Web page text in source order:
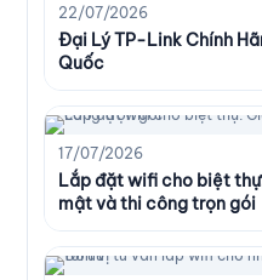
22/07/2026
Đại Lý TP-Link Chính
Quốc
17/07/2026
Lắp đặt wifi cho biệt
mật và thi công trọn gói